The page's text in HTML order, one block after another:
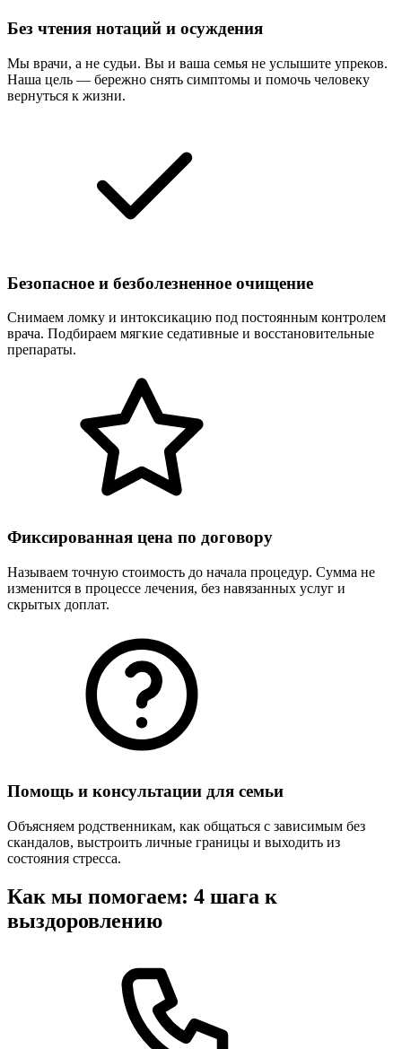
Без чтения нотаций и осуждения
Мы врачи, а не судьи. Вы и ваша семья не услышите упреков.
Наша цель — бережно снять симптомы и помочь человеку
вернуться к жизни.
Безопасное и безболезненное очищение
Снимаем ломку и интоксикацию под постоянным контролем
врача. Подбираем мягкие седативные и восстановительные
препараты.
Фиксированная цена по договору
Называем точную стоимость до начала процедур. Сумма не
изменится в процессе лечения, без навязанных услуг и
скрытых доплат.
Помощь и консультации для семьи
Объясняем родственникам, как общаться с зависимым без
скандалов, выстроить личные границы и выходить из
состояния стресса.
Как мы помогаем: 4 шага к
выздоровлению